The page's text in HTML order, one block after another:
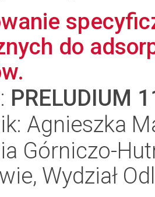
do
PRELUDIUM
Agnieszka
Górniczo-
Wydział